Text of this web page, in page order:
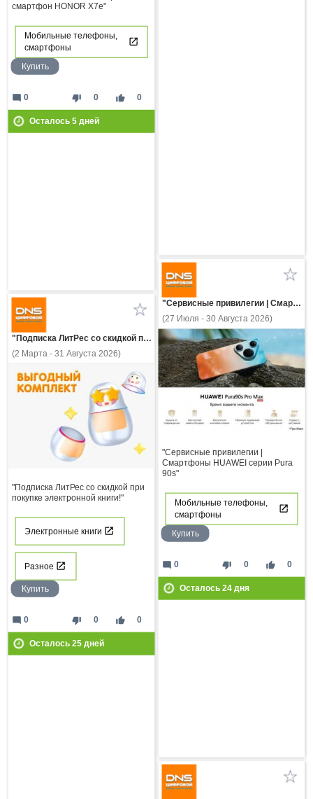
смартфон HONOR X7e"
Мобильные телефоны,
смартфоны
Купить
thumb_down 0 thumb_up 0
mode_comment 0
Осталось 5дней
"Сервисные привилегии | Смартфоны HUAWEI серии Pura 90s"
(27 Июля - 30 Августа 2026)
"Сервисные привилегии |
Смартфоны HUAWEI серии Pura
90s"
Мобильные телефоны,
смартфоны
Купить
thumb_down 0 thumb_up 0
mode_comment 0
Осталось 24дня
"Подписка ЛитРес со скидкой при покупке электронной книги!"
(2 Марта - 31 Августа 2026)
"Подписка ЛитРес со скидкой при
покупке электронной книги!"
Электронные книги
Разное
Купить
thumb_down 0 thumb_up 0
mode_comment 0
Осталось 25дней